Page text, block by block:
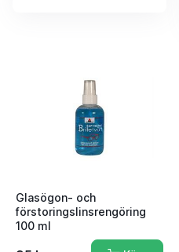
Glasögon- och
förstoringslinsrengöring
100 ml